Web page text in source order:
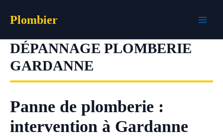
Plombier
DÉPANNAGE PLOMBERIE
GARDANNE
Panne de plomberie :
intervention à Gardanne